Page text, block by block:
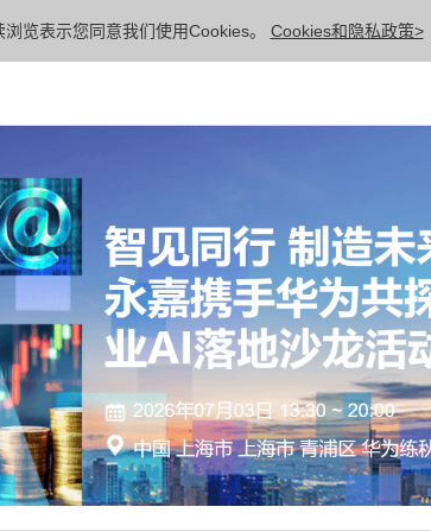
览表示您同意我们使用Cookies。 Cookies和隐私政策>